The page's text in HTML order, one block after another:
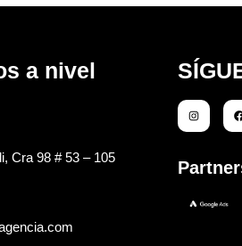
a nivel
Cra 98 # 53 – 105